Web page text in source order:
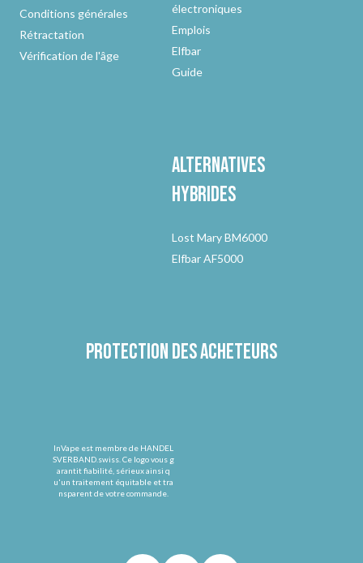
Conditions générales
Rétractation
Vérification de l'âge
électroniques
Emplois
Elfbar
Guide
Alternatives
hybrides
Lost Mary BM6000
Elfbar AF5000
Protection des acheteurs
InVape est membre de HANDEL
SVERBAND.swiss. Ce logo vous g
arantit fiabilité, sérieux ainsi q
u'un traitement équitable et tra
nsparent de votre commande.